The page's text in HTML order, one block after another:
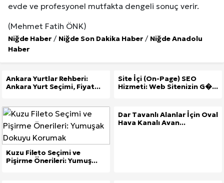
evde ve profesyonel mutfakta dengeli sonuç verir.
(Mehmet Fatih ÖNK)
Niğde Haber / Niğde Son Dakika Haber / Niğde Anadolu
Haber
Ankara Yurtlar Rehberi:
Ankara Yurt Seçimi, Fiyat...
Site İçi (On-Page) SEO
Hizmeti: Web Sitenizin G�...
Kuzu Fileto Seçimi ve
Pişirme Önerileri: Yumuş...
Dar Tavanlı Alanlar İçin Oval
Hava Kanalı Avan...
Dar Tavanlı Alanlar İçin Oval Hava Kanalı Avantajları